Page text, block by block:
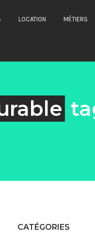
LOCATION MÉTIERS
CATÉGORIES